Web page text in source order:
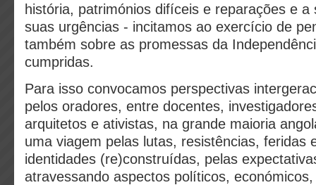
história, patrimónios difíceis e reparações e a
suas urgências - incitamos ao exercício de
também sobre as promessas da
cumpridas.
Para isso convocamos perspectivas
pelos oradores, entre docentes,
arquitetos e ativistas, na grande maioria
uma viagem pelas lutas, resistências, feridas
identidades (re)construídas, pelas
atravessando aspectos políticos,